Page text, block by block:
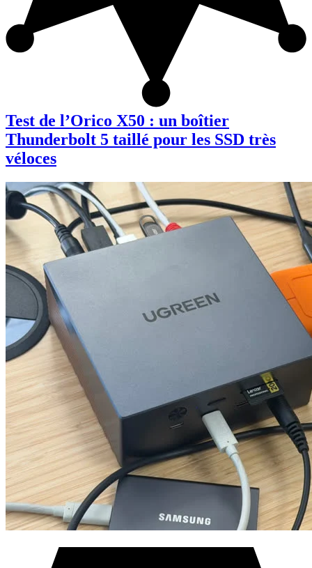
Test de l’Orico X50 : un boîtier
Thunderbolt 5 taillé pour les SSD très
véloces